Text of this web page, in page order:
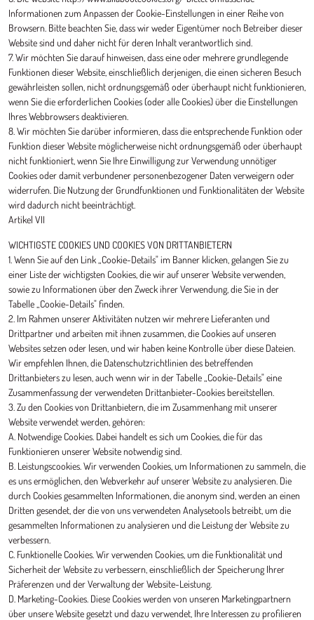
Informationen zum Anpassen der Cookie-Einstellungen in einer Reihe von
Browsern. Bitte beachten Sie, dass wir weder Eigentümer noch Betreiber dieser
Website sind und daher nicht für deren Inhalt verantwortlich sind.
7. Wir möchten Sie darauf hinweisen, dass eine oder mehrere grundlegende
Funktionen dieser Website, einschließlich derjenigen, die einen sicheren Besuch
gewährleisten sollen, nicht ordnungsgemäß oder überhaupt nicht funktionieren,
wenn Sie die erforderlichen Cookies (oder alle Cookies) über die Einstellungen
Ihres Webbrowsers deaktivieren.
8. Wir möchten Sie darüber informieren, dass die entsprechende Funktion oder
Funktion dieser Website möglicherweise nicht ordnungsgemäß oder überhaupt
nicht funktioniert, wenn Sie Ihre Einwilligung zur Verwendung unnötiger
Cookies oder damit verbundener personenbezogener Daten verweigern oder
widerrufen. Die Nutzung der Grundfunktionen und Funktionalitäten der Website
wird dadurch nicht beeinträchtigt.
Artikel VII
WICHTIGSTE COOKIES UND COOKIES VON DRITTANBIETERN
1. Wenn Sie auf den Link „Cookie-Details" im Banner klicken, gelangen Sie zu
einer Liste der wichtigsten Cookies, die wir auf unserer Website verwenden,
sowie zu Informationen über den Zweck ihrer Verwendung, die Sie in der
Tabelle „Cookie-Details" finden.
2. Im Rahmen unserer Aktivitäten nutzen wir mehrere Lieferanten und
Drittpartner und arbeiten mit ihnen zusammen, die Cookies auf unseren
Websites setzen oder lesen, und wir haben keine Kontrolle über diese Dateien.
Wir empfehlen Ihnen, die Datenschutzrichtlinien des betreffenden
Drittanbieters zu lesen, auch wenn wir in der Tabelle „Cookie-Details" eine
Zusammenfassung der verwendeten Drittanbieter-Cookies bereitstellen.
3. Zu den Cookies von Drittanbietern, die im Zusammenhang mit unserer
Website verwendet werden, gehören:
A. Notwendige Cookies. Dabei handelt es sich um Cookies, die für das
Funktionieren unserer Website notwendig sind.
B. Leistungscookies. Wir verwenden Cookies, um Informationen zu sammeln, die
es uns ermöglichen, den Webverkehr auf unserer Website zu analysieren. Die
durch Cookies gesammelten Informationen, die anonym sind, werden an einen
Dritten gesendet, der die von uns verwendeten Analysetools betreibt, um die
gesammelten Informationen zu analysieren und die Leistung der Website zu
verbessern.
C. Funktionelle Cookies. Wir verwenden Cookies, um die Funktionalität und
Sicherheit der Website zu verbessern, einschließlich der Speicherung Ihrer
Präferenzen und der Verwaltung der Website-Leistung.
D. Marketing-Cookies. Diese Cookies werden von unseren Marketingpartnern
über unsere Website gesetzt und dazu verwendet, Ihre Interessen zu profilieren